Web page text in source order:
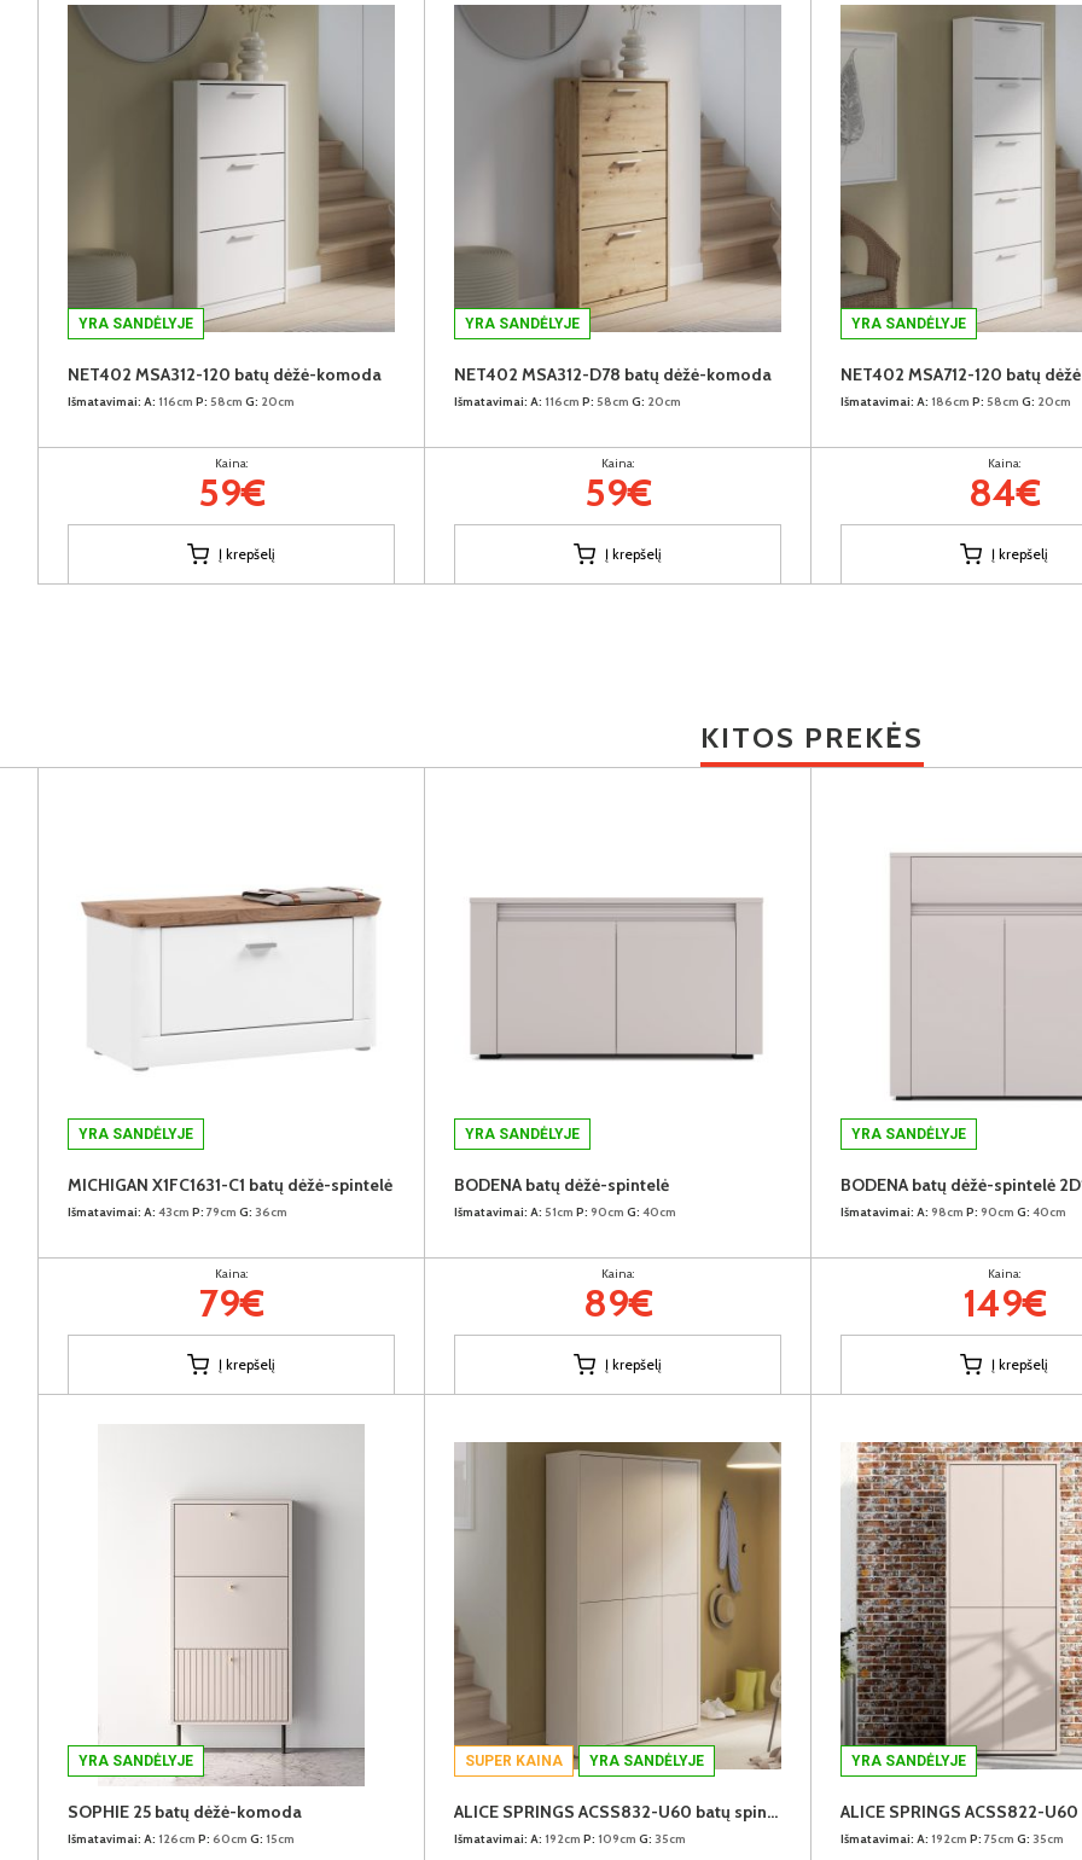
YRA SANDĖLYJE
NET402 MSA312-120 batų dėžė-komoda
Išmatavimai: A: 116cm P: 58cm G: 20cm
Kaina:
59€
Į krepšelį
YRA SANDĖLYJE
NET402 MSA312-D78 batų dėžė-komoda
Išmatavimai: A: 116cm P: 58cm G: 20cm
Kaina:
59€
Į krepšelį
YRA SANDĖLYJE
NET402 MSA712-120 batų
Išmatavimai: A: 186cm P: 58cm G: 20cm
Kaina:
84€
Į krepšelį
KITOS PREKĖS
YRA SANDĖLYJE
MICHIGAN X1FC1631-C1 batų dėžė-spintelė
Išmatavimai: A: 43cm P: 79cm G: 36cm
Kaina:
79€
Į krepšelį
YRA SANDĖLYJE
BODENA batų dėžė-spintelė
Išmatavimai: A: 51cm P: 90cm G: 40cm
Kaina:
89€
Į krepšelį
YRA SANDĖLYJE
BODENA batų dėžė-spintelė
Išmatavimai: A: 98cm P: 90cm G: 40cm
Kaina:
149€
Į krepšelį
YRA SANDĖLYJE
SOPHIE 25 batų dėžė-komoda
Išmatavimai: A: 126cm P: 60cm G: 15cm
SUPER KAINA YRA SANDĖLYJE
ALICE SPRINGS ACSS832-U60 batų spinta
Išmatavimai: A: 192cm P: 109cm G: 35cm
YRA SANDĖLYJE
Išmatavimai: A: 192cm P: 75cm G: 35cm